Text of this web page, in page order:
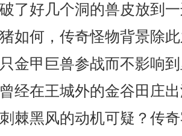
了好几个洞的兽皮放到
如何，传奇怪物背景除
金甲巨兽参战而不影响
经在王城外的金谷田庄
棘黑风的动机可疑？传